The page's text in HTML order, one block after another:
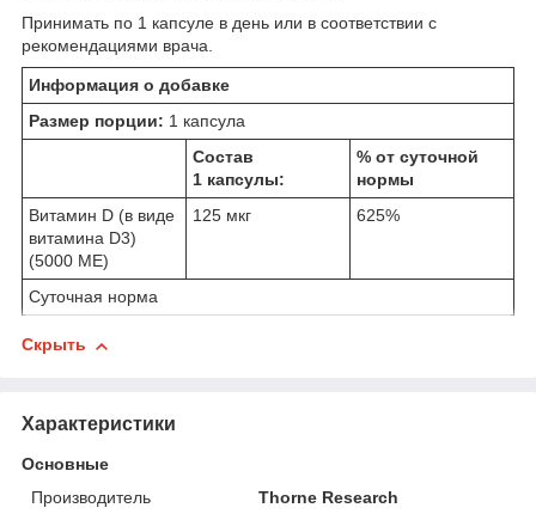
Принимать по 1 капсуле в день или в соответствии с
рекомендациями врача.
Информация о добавке
Размер порции: 1 капсула
Состав
1 капсулы:
% от суточной
нормы
Витамин D (в виде
витамина D3)
(5000 МЕ)
125 мкг 625%
Суточная норма
Скрыть
Характеристики
Основные
Производитель
Thorne Research